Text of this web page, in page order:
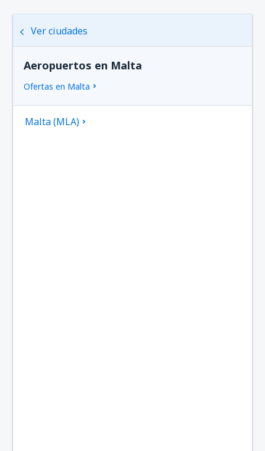
Ver ciudades
Aeropuertos en Malta
Ofertas en Malta
Malta (MLA)